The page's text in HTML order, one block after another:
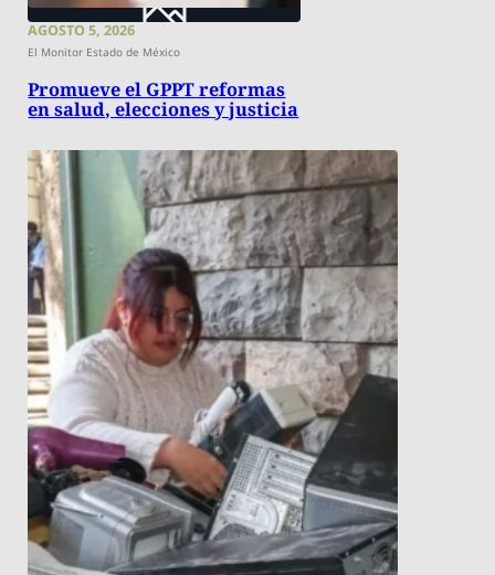
AGOSTO 5, 2026
El Monitor Estado de México
Promueve el GPPT reformas
en salud, elecciones y justicia